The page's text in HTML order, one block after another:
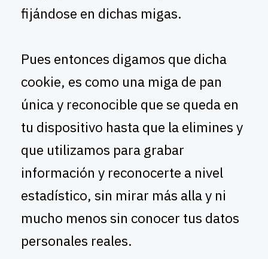
fijándose en dichas migas.
Pues entonces digamos que dicha
cookie, es como una miga de pan
única y reconocible que se queda en
tu dispositivo hasta que la elimines y
que utilizamos para grabar
información y reconocerte a nivel
estadístico, sin mirar más alla y ni
mucho menos sin conocer tus datos
personales reales.